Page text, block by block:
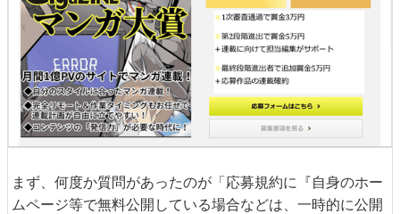
まず、何度か質問があったのが「応募規約に『自身のホー
ムページ等で無料公開している場合などは、一時的に公開